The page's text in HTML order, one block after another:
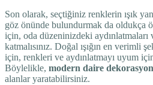
Son olarak, seçtiğiniz renklerin ışık
göz önünde bulundurmak da oldukça
için, oda düzeninizdeki aydınlatmaları
katmalısınız. Doğal ışığın en verimli
için, renkleri ve aydınlatmayı uyum
Böylelikle, modern daire
alanlar yaratabilirsiniz.